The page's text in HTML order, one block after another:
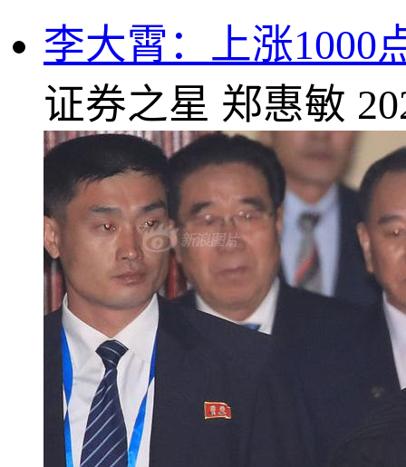
李大霄：上涨1000
证券之星 郑惠敏